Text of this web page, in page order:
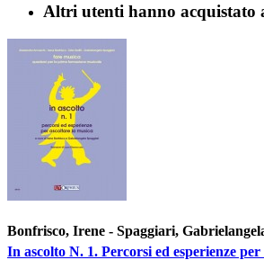
Altri utenti hanno acquistato
Bonfrisco, Irene - Spaggiari,
In ascolto N. 1. Percorsi ed esperienze